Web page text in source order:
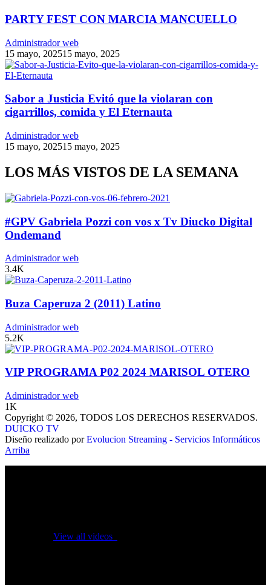
15 mayo, 202515 mayo, 2025
PARTY FEST CON MARCIA MANCUELLO
Administrador web
Sabor a Justicia Evitó que la violaran con
cigarrillos, comida y El Eternauta
Administrador web
15 mayo, 202515 mayo, 2025
LOS MÁS VISTOS DE LA SEMANA
#GPV Gabriela Pozzi con vos x Tv Diucko Digital
Ondemand
3.4K
Buza Caperuza 2 (2011) Latino
5.2K
VIP PROGRAMA P02 2024 MARISOL OTERO
Administrador web
1K
Copyright © 2026, TODOS LOS DERECHOS RESERVADOS.